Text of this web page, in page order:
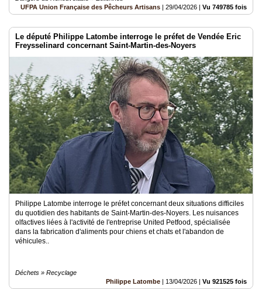
UFPA Union Française des Pêcheurs Artisans | 29/04/2026 | Vu 749785 fois
Le député Philippe Latombe interroge le préfet de Vendée Eric
Freysselinard concernant Saint-Martin-des-Noyers
Philippe Latombe interroge le préfet concernant deux situations difficiles
du quotidien des habitants de Saint-Martin-des-Noyers. Les nuisances
olfactives liées à l'activité de l'entreprise United Petfood, spécialisée
dans la fabrication d'aliments pour chiens et chats et l'abandon de
véhicules..
Déchets » Recyclage
Philippe Latombe | 13/04/2026 | Vu 921525 fois